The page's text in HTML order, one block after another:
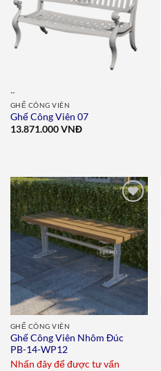
GHẾ CÔNG VIÊN
Ghế Công Viên 07
13.871.000VNĐ
Add to
wishlist
GHẾ CÔNG VIÊN
Ghế Công Viên Nhôm Đúc
PB-14-WP12
Nhấn đây để được tư vấn